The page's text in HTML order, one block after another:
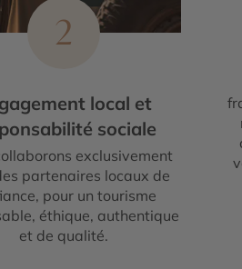
2
local et
sociale
exclusivement
partenaires locaux de
pour un tourisme
éthique, authentique
et de qualité.